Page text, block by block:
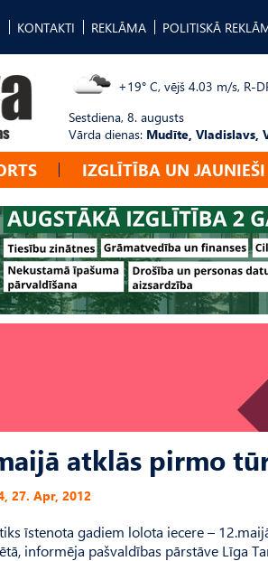
KONTAKTI REKLĀMA POLITISKĀ
+19° C, vējš 4.03 m/s, R-
Sestdiena, 8. augusts
Vārda dienas: Mudīte, Vladislavs,
IZGLĪTĪBA UN JAUNIEŠI
atklās pirmo
27. Apr, 2012
īstenota gadiem lolota iecere –
informēja pašvaldības pārstāve Līga